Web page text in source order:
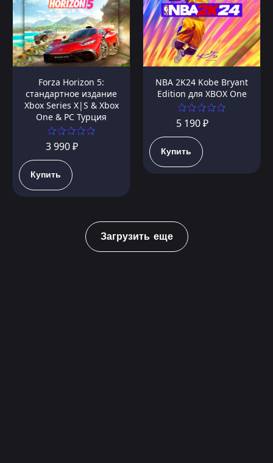
Forza Horizon 5:
стандартное издание
Xbox Series X|S & Xbox
One & PC Турция
3 990 ₽
Купить
NBA 2K24 Kobe Bryant
Edition для XBOX One
5 190 ₽
Купить
Загрузить еще